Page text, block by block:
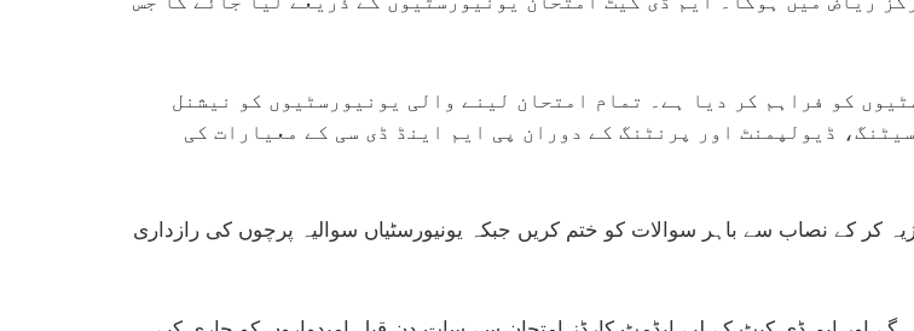
کو فراہم کر دیا ہے۔ تمام امتحان لینے والی یونیورسٹیوں کو نیشنل
ڈیولپمنٹ اور پرنٹنگ کے دوران پی ایم اینڈ ڈی سی کے معیارات کی
کر کے نصاب سے باہر سوالات کو ختم کریں جبکہ یونیورسٹیاں سوالیہ پرچوں کی رازداری